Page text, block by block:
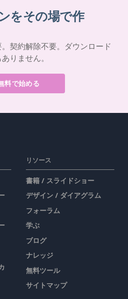
をその場で作
契約解除不要。ダウンロード
りません。
料で始める
リソース
書籍 / スライドショー
デザイン / ダイアグラム
フォーラム
学ぶ
ブログ
ナレッジ
無料ツール
サイトマップ